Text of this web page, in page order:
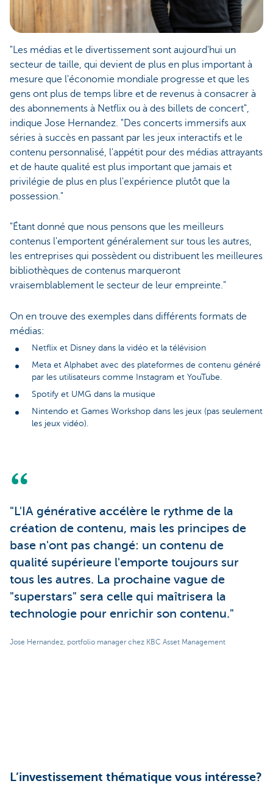
"Les médias et le divertissement sont aujourd'hui un
secteur de taille, qui devient de plus en plus important à
mesure que l'économie mondiale progresse et que les
gens ont plus de temps libre et de revenus à consacrer à
des abonnements à Netflix ou à des billets de concert",
indique Jose Hernandez. "Des concerts immersifs aux
séries à succès en passant par les jeux interactifs et le
contenu personnalisé, l'appétit pour des médias attrayants
et de haute qualité est plus important que jamais et
privilégie de plus en plus l'expérience plutôt que la
possession."
"Étant donné que nous pensons que les meilleurs
contenus l'emportent généralement sur tous les autres,
les entreprises qui possèdent ou distribuent les meilleures
bibliothèques de contenus marqueront
vraisemblablement le secteur de leur empreinte."
On en trouve des exemples dans différents formats de
médias:
Netflix et Disney dans la vidéo et la télévision
Meta et Alphabet avec des plateformes de contenu généré
par les utilisateurs comme Instagram et YouTube.
Spotify et UMG dans la musique
Nintendo et Games Workshop dans les jeux (pas seulement
les jeux vidéo).
"L'IA générative accélère le rythme de la
création de contenu, mais les principes de
base n'ont pas changé: un contenu de
qualité supérieure l'emporte toujours sur
tous les autres. La prochaine vague de
"superstars" sera celle qui maîtrisera la
technologie pour enrichir son contenu."
Jose Hernandez, portfolio manager chez KBC Asset Management
L’investissement thématique vous intéresse?